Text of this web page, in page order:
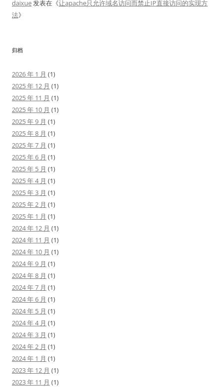
daixue发表在《让apache只允许域名访问而禁止IP直接访问的实现方
法》
归档
2026 年 1 月 (1)
2025 年 12 月 (1)
2025 年 11 月 (1)
2025 年 10 月 (1)
2025 年 9 月 (1)
2025 年 8 月 (1)
2025 年 7 月 (1)
2025 年 6 月 (1)
2025 年 5 月 (1)
2025 年 4 月 (1)
2025 年 3 月 (1)
2025 年 2 月 (1)
2025 年 1 月 (1)
2024 年 12 月 (1)
2024 年 11 月 (1)
2024 年 10 月 (1)
2024 年 9 月 (1)
2024 年 8 月 (1)
2024 年 7 月 (1)
2024 年 6 月 (1)
2024 年 5 月 (1)
2024 年 4 月 (1)
2024 年 3 月 (1)
2024 年 2 月 (1)
2024 年 1 月 (1)
2023 年 12 月 (1)
2023 年 11 月 (1)